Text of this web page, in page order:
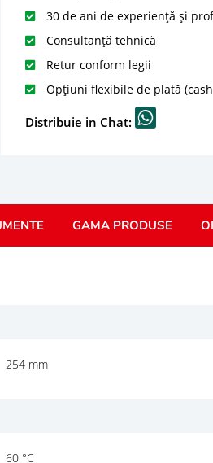
30 de ani de experiență și
Consultanță tehnică
Retur conform legii
Opțiuni flexibile de plată
Distribuie in Chat:
GAMA PRODUSE
254 mm
60 °C